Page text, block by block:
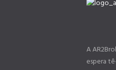
A
espera